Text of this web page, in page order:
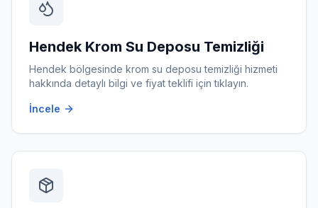
Hendek Krom Su Deposu Temizliği
Hendek bölgesinde krom su deposu temizliği hizmeti
hakkında detaylı bilgi ve fiyat teklifi için tıklayın.
İncele